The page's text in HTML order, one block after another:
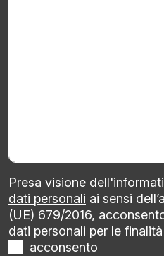
Presa visione dell'
dati personali ai sensi
(UE) 679/2016,
dati personali per le
acconsento